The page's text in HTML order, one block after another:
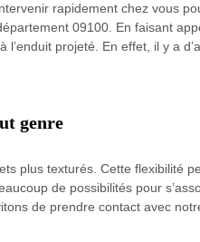
rapidement chez vous
09100. En faisant
projeté. En effet, il y a
genre
plus texturés. Cette flexibilité
de possibilités pour
de prendre contact avec